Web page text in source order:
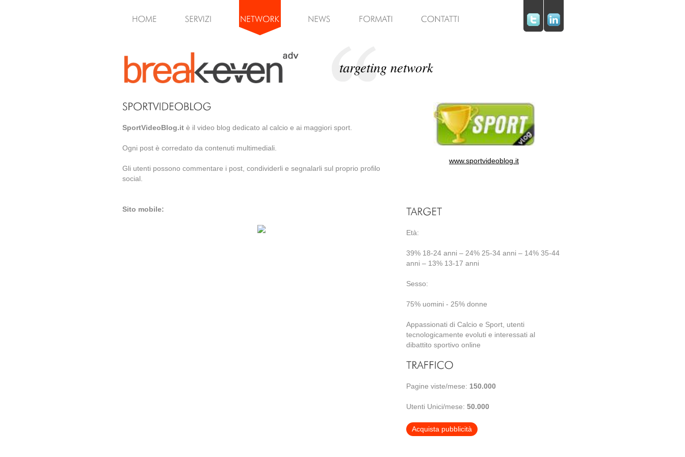
targeting network
SportVideoBlog.it è il video blog dedicato al calcio e ai maggiori sport.
Ogni post è corredato da contenuti multimediali.
Gli utenti possono commentare i post, condividerli e segnalarli sul proprio profilo
social.
Sito mobile:
www.sportvideoblog.it
Età:
39% 18-24 anni – 24% 25-34 anni – 14% 35-44
anni – 13% 13-17 anni
Sesso:
75% uomini - 25% donne
Appassionati di Calcio e Sport, utenti
tecnologicamente evoluti e interessati al
dibattito sportivo online
Pagine viste/mese: 150.000
Utenti Unici/mese: 50.000
Acquista pubblicità